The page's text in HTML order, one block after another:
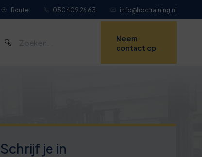
Route 050 409 26 63 info@hoctraining.nl
Neem
contact op
Schrijf je in